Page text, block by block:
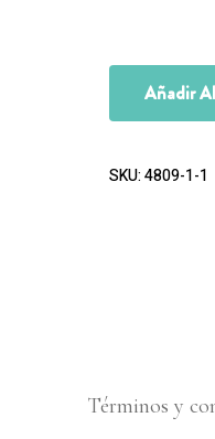
Añadir
SKU:4809-1-1
Términos y